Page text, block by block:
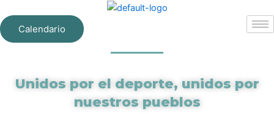
al
contenido
Calendario
Unidos por el deporte, unidos por
nuestros pueblos